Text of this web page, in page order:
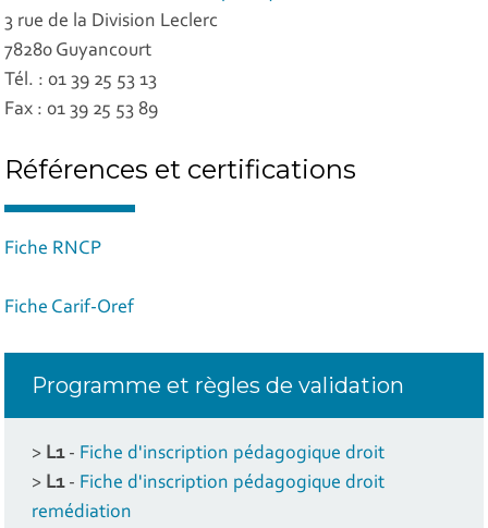
3 rue de la Division Leclerc
78280 Guyancourt
Tél. : 01 39 25 53 13
Fax : 01 39 25 53 89
Références et certifications
Fiche RNCP
Fiche Carif-Oref
Programme et règles de validation
> L1- Fiche d'inscription pédagogique droit
> L1- Fiche d'inscription pédagogique droit
remédiation